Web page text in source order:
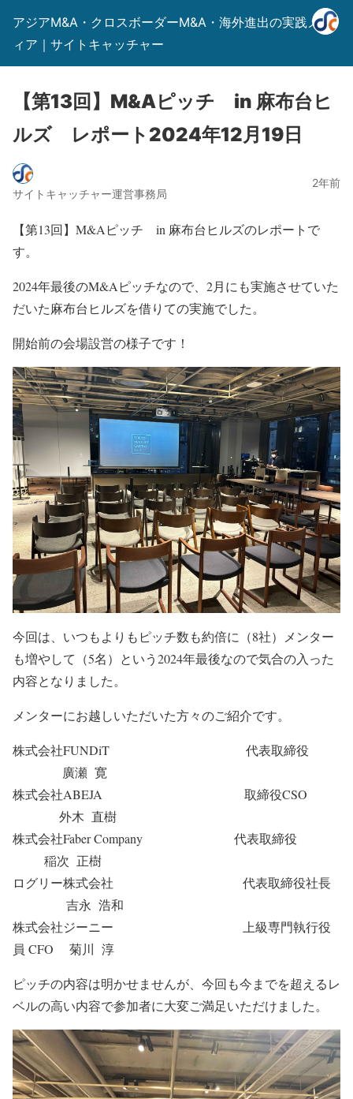
アジアM&A・クロスボーダーM&A・海外進出の実践メデ
ィア｜サイトキャッチャー
【第13回】M&Aピッチ in 麻布台ヒ
ルズ レポート2024年12月19日
サイトキャッチャー運営事務局
2年前
【第13回】M&Aピッチ in 麻布台ヒルズのレポートで
す。
2024年最後のM&Aピッチなので、2月にも実施させていた
だいた麻布台ヒルズを借りての実施でした。
開始前の会場設営の様子です！
今回は、いつもよりもピッチ数も約倍に（8社）メンター
も増やして（5名）という2024年最後なので気合の入った
内容となりました。
メンターにお越しいただいた方々のご紹介です。
株式会社FUNDiT 代表取締役
廣瀬 寛
株式会社ABEJA 取締役CSO
外木 直樹
株式会社Faber Company 代表取締役
稲次 正樹
ログリー株式会社 代表取締役社長
吉永 浩和
株式会社ジーニー 上級専門執行役
員 CFO 菊川 淳
ピッチの内容は明かせませんが、今回も今までを超えるレ
ベルの高い内容で参加者に大変ご満足いただけました。